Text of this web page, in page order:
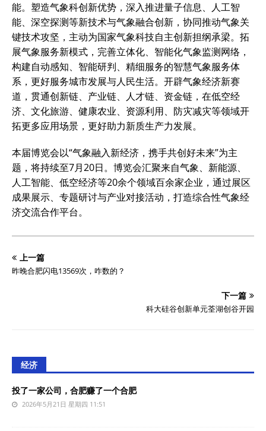
能。塑造气象科创新优势，深入推进量子信息、人工智
能、深空探测等新技术与气象融合创新，协同推动气象关
键技术攻坚，主动为国家气象科技自主创新担纲承梁。拓
展气象服务新模式，完善立体化、智能化气象监测网络，
构建自动感知、智能研判、精细服务的智慧气象服务体
系，更好服务城市发展与人民生活。开辟气象经济新赛
道，贯通创新链、产业链、人才链、资金链，在低空经
济、文化旅游、健康农业、资源利用、防灾减灾等领域开
拓更多应用场景，更好助力新质生产力发展。
本届博览会以“气象融入新经济，携手共创好未来”为主
题，将持续至7月20日。博览会汇聚来自气象、新能源、
人工智能、低空经济等20余个领域百余家企业，通过展区
成果展示、专题研讨与产业对接活动，打造综合性气象经
济交流合作平台。
上一篇
昨晚合肥闪电13569次，咋数的？
下一篇
科大硅谷创新单元荃湖创谷开园
经济
投了一家公司，合肥赚了一个合肥
2026年5月21日 星期四 11:51